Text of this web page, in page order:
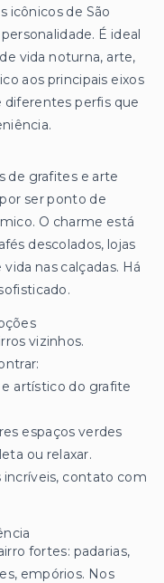
icônicos de São
É ideal
vida noturna, arte,
aos principais eixos
diferentes perfis que
de grafites e arte
ser ponto de
O charme está
descolados, lojas
nas calçadas. Há
vizinhos.
artístico do grafite
espaços verdes
ou relaxar.
incríveis, contato com
fortes: padarias,
empórios. Nos